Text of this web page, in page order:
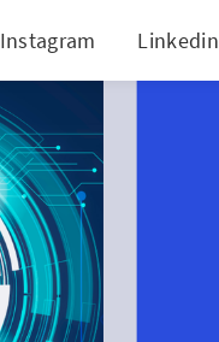
Instagram Linkedin